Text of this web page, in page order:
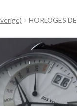
HORLOGES